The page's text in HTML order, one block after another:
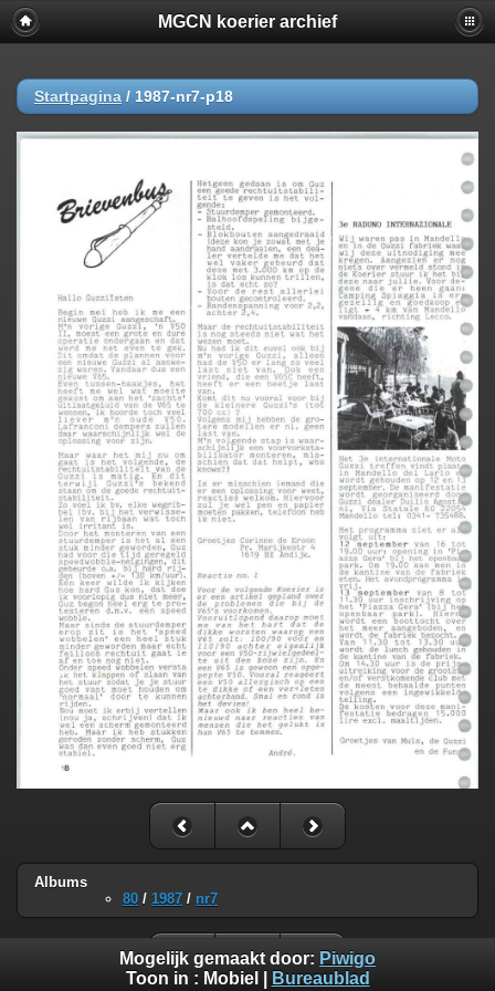
MGCN koerier archief
Startpagina / 1987-nr7-p18
Albums
80 / 1987 / nr7
Mogelijk gemaakt door: Piwigo
Toon in : Mobiel Bureaublad